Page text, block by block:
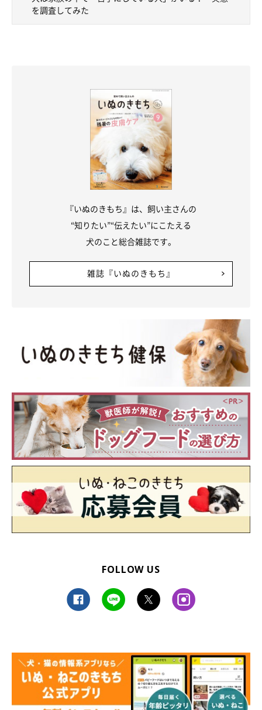
を調査してみた
『いぬのきもち』は、飼い主さんの
“知りたい”“伝えたい”にこたえる
犬のこと総合雑誌です。
雑誌『いぬのきもち』
FOLLOW US